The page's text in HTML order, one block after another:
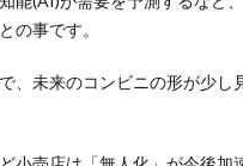
の事です。
、未来のコンビニの形が少し